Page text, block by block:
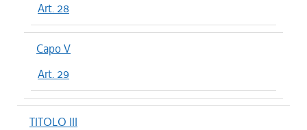
Art. 28
Capo V
Art. 29
TITOLO III